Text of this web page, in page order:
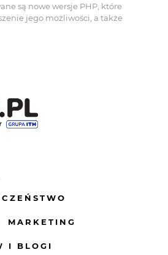
są nowe wersje PHP, które
jego możliwości, a także
MARKETING
I BLOGI